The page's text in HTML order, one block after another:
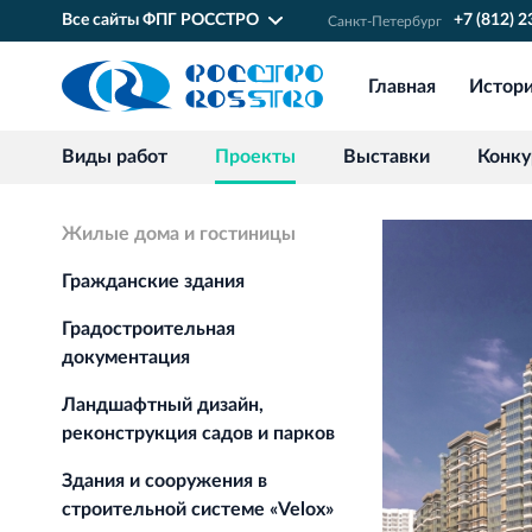
Все сайты ФПГ РОССТРО Санкт‐Петербург +7 (812)
Главная
Виды работ Проекты Выставки
Жилые дома и гостиницы
Гражданские здания
Градостроительная
документация
Ландшафтный дизайн,
реконструкция садов и парков
Здания и сооружения в
строительной системе «Velox»